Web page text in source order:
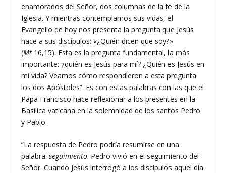
enamorados del Señor, dos columnas de la fe de la
Iglesia. Y mientras contemplamos sus vidas, el
Evangelio de hoy nos presenta la pregunta que Jesús
hace a sus discípulos: «¿Quién dicen que soy?»
(Mt 16,15). Esta es la pregunta fundamental, la más
importante: ¿quién es Jesús para mí? ¿Quién es Jesús en
mi vida? Veamos cómo respondieron a esta pregunta
los dos Apóstoles”. Es con estas palabras con las que el
Papa Francisco hace reflexionar a los presentes en la
Basílica vaticana en la solemnidad de los santos Pedro
y Pablo.
“La respuesta de Pedro podría resumirse en una
palabra:seguimiento. Pedro vivió en el seguimiento del
Señor. Cuando Jesús interrogó a los discípulos aquel día